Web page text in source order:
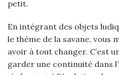
petit.
En intégrant des objets
le thème de la savane, vous
avoir à tout changer. C’est
garder une continuité dans